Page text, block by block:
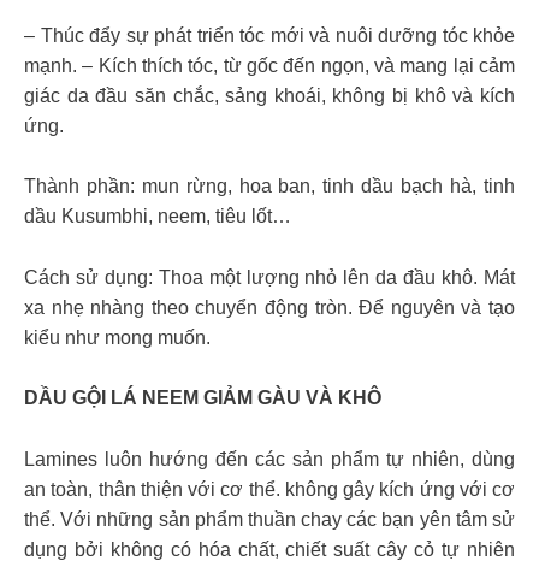
– Thúc đẩy sự phát triển tóc mới và nuôi dưỡng tóc khỏe
mạnh. – Kích thích tóc, từ gốc đến ngọn, và mang lại cảm
giác da đầu săn chắc, sảng khoái, không bị khô và kích
ứng.
Thành phần: mun rừng, hoa ban, tinh dầu bạch hà, tinh
dầu Kusumbhi, neem, tiêu lốt…
Cách sử dụng: Thoa một lượng nhỏ lên da đầu khô. Mát
xa nhẹ nhàng theo chuyển động tròn. Để nguyên và tạo
kiểu như mong muốn.
DẦU GỘI LÁ NEEM GIẢM GÀU VÀ KHÔ
Lamines luôn hướng đến các sản phẩm tự nhiên, dùng
an toàn, thân thiện với cơ thể. không gây kích ứng với cơ
thể. Với những sản phẩm thuần chay các bạn yên tâm sử
dụng bởi không có hóa chất, chiết suất cây cỏ tự nhiên